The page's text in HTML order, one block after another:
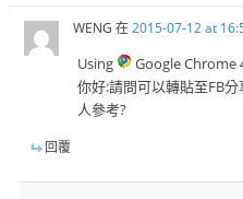
WENG 在2015-07-12 at
Using Google Chrome
你好:請問可以轉貼至FB
人參考?
回覆